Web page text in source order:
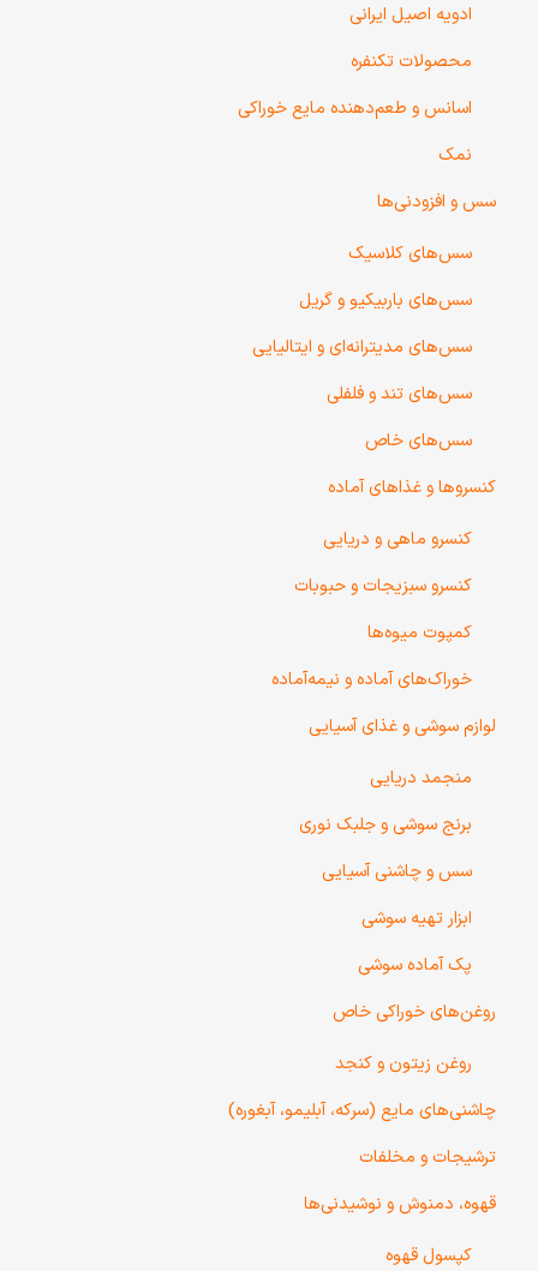
ادویه اصیل ایرانی
محصولات تکنفره
اسانس و طعم‌دهنده مایع خوراکی
نمک
سس و افزودنی‌ها
سس‌های کلاسیک
سس‌های باربیکیو و گریل
سس‌های مدیترانه‌ای و ایتالیایی
سس‌های تند و فلفلی
سس‌های خاص
کنسروها و غذاهای آماده
کنسرو ماهی و دریایی
کنسرو سبزیجات و حبوبات
کمپوت میوه‌ها
خوراک‌های آماده و نیمه‌آماده
لوازم سوشی و غذای آسیایی
منجمد دریایی
برنج سوشی و جلبک نوری
سس و چاشنی آسیایی
ابزار تهیه سوشی
پک آماده سوشی
روغن‌های خوراکی خاص
روغن زیتون و کنجد
چاشنی‌های مایع (سرکه، آبلیمو، آبغوره)
ترشیجات و مخلفات
قهوه، دمنوش و نوشیدنی‌ها
کپسول قهوه